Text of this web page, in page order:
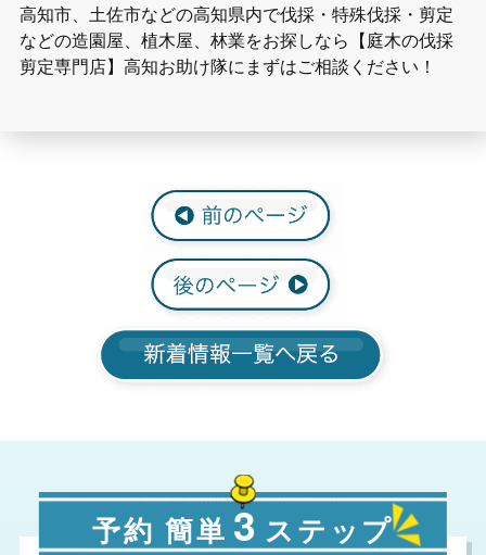
高知市、土佐市などの高知県内で伐採・特殊伐採・剪定
などの造園屋、植木屋、林業をお探しなら【庭木の伐採
剪定専門店】高知お助け隊にまずはご相談ください！
予約 簡単 3 ステップ